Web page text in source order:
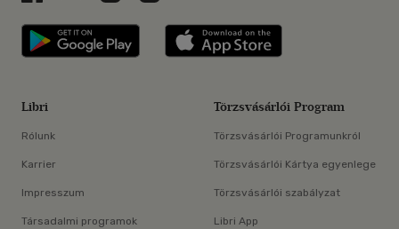
Libri applikáció Szerezd meg: Google
Libri
Rólunk
Karrier
Impresszum
Társadalmi programok
Törzsvásárlói Program
Törzsvásárlói Programunkról
Törzsvásárlói Kártya egyenlege
Törzsvásárlói szabályzat
Libri App